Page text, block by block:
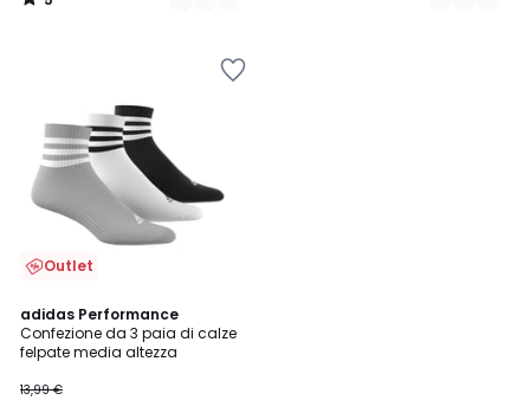
/
Outlet
adidas Performance
Confezione da 3 paia di calze
felpate media altezza
13,99 €
4,8
/ 5